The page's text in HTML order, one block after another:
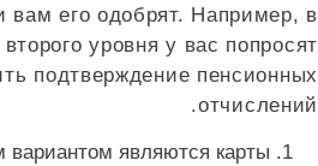
вам его одобрят. Например, в
уровня у вас попросят
подтверждение пенсионных
отчислений.
вариантом являются карты